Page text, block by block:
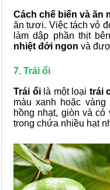
Cách chế biến và ăn
ăn tươi. Việc tách vỏ
làm dập phần thịt
nhiệt đới ngon và
7. Trái ổi
Trái ổilà một loại trái
màu xanh hoặc
hồng nhạt, giòn và
trong chứa nhiều hạt